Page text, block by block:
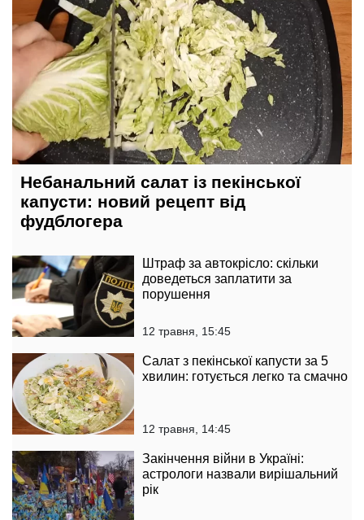
Небанальний салат із пекінської
капусти: новий рецепт від
фудблогера
Штраф за автокрісло: скільки
доведеться заплатити за
порушення
12 травня, 15:45
Салат з пекінської капусти за 5
хвилин: готується легко та смачно
12 травня, 14:45
Закінчення війни в Україні:
астрологи назвали вирішальний
рік